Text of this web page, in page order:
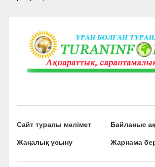
Сайт туралы мәлімет Байланыс
Жаңалық ұсыну Жарнама